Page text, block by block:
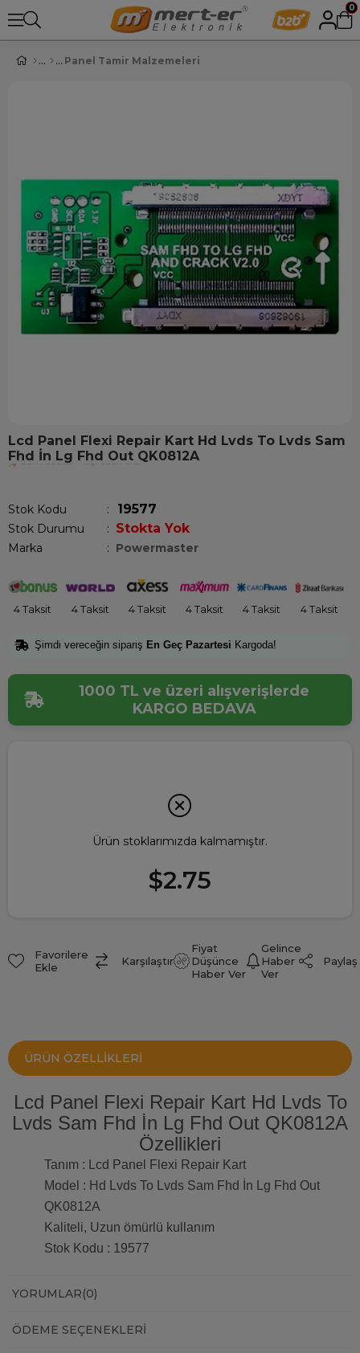
0
Panel Tamir Malzemeleri
Lcd Panel Flexi Repair Kart Hd Lvds To Lvds Sam
Fhd İn Lg Fhd Out QK0812A
Stok Kodu 19577
Stok Durumu : Stokta Yok
Marka : Powermaster
4 Taksit 4 Taksit 4 Taksit 4 Taksit 4 Taksit 4 Taksit
Şimdi vereceğin sipariş En Geç Pazartesi Kargoda!
1000 TL ve üzeri alışverişlerde
KARGO BEDAVA
Ürün stoklarımızda kalmamıştır.
$2.75
Favorilere
Ekle
Karşılaştır
Fiyat
Düşünce
Haber Ver
Gelince
Haber
Ver
Paylaş
ÜRÜN ÖZELLIKLERI
Lcd Panel Flexi Repair Kart Hd Lvds To
Lvds Sam Fhd İn Lg Fhd Out QK0812A
Özellikleri
Tanım : Lcd Panel Flexi Repair Kart
Model : Hd Lvds To Lvds Sam Fhd İn Lg Fhd Out
QK0812A
Kaliteli, Uzun ömürlü kullanım
Stok Kodu : 19577
YORUMLAR(0)
ÖDEME SEÇENEKLERI